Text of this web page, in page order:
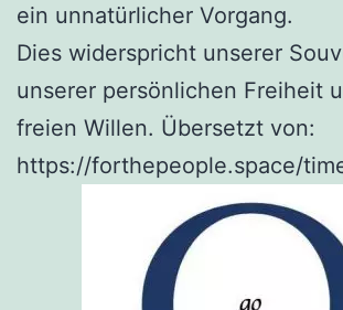
ein unnatürlicher Vorgang.
Dies widerspricht unserer
unserer persönlichen Freiheit
freien Willen. Übersetzt von:
https://forthepeople.space/